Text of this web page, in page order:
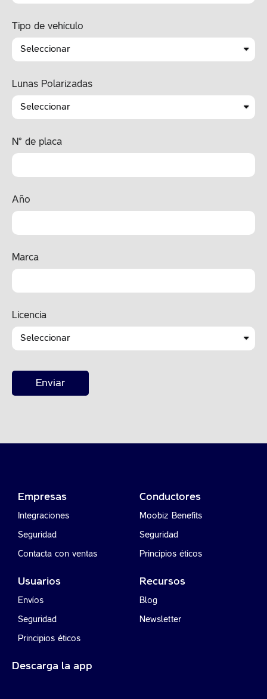
Tipo de vehículo
Lunas Polarizadas
N° de placa
Año
Marca
Licencia
Enviar
Empresas
Integraciones
Seguridad
Contacta con ventas
Conductores
Moobiz Benefits
Seguridad
Principios éticos
Usuarios
Envíos
Seguridad
Principios éticos
Recursos
Blog
Newsletter
Descarga la app